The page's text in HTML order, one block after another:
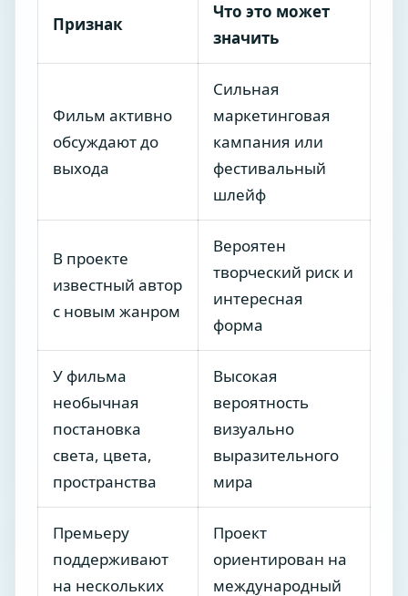
Признак
Что это может
значить
Фильм активно
обсуждают до
выхода
Сильная
маркетинговая
кампания или
фестивальный
шлейф
В проекте
известный автор
с новым жанром
Вероятен
творческий риск и
интересная
форма
У фильма
необычная
постановка
света, цвета,
пространства
Высокая
вероятность
визуально
выразительного
мира
Премьеру
поддерживают
на нескольких
Проект
ориентирован на
международный